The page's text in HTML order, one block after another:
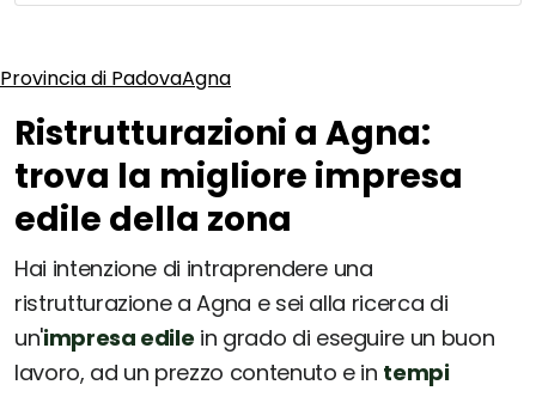
Provincia di PadovaAgna
Ristrutturazioni a Agna:
trova la migliore impresa
edile della zona
Hai intenzione di intraprendere una
ristrutturazione a Agna e sei alla ricerca di
un'impresa edile in grado di eseguire un buon
lavoro, ad un prezzo contenuto e in tempi